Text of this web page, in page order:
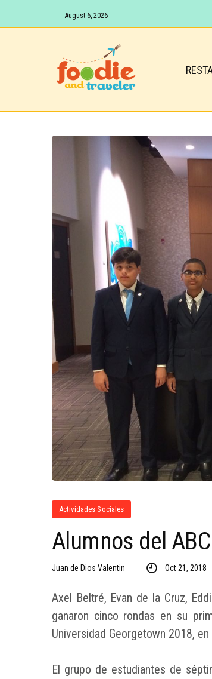
August 6, 2026
Actividades Sociales
Alumnos del
Juan de Dios Valentin Oct 21, 2018
Axel Beltré, Evan de la Cruz,
ganaron cinco rondas en su
Universidad Georgetown 2018, en
El grupo de estudiantes de